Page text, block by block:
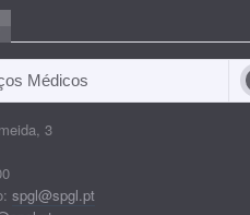
Médicos
3
spgl@spgl.pt